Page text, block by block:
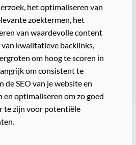
het optimaliseren van
zoektermen, het
van waardevolle content
kwalitatieve backlinks,
om hoog te scoren in
om consistent te
de SEO van je website en
en optimaliseren om zo goed
te zijn voor potentiële